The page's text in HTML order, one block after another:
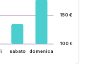
100 €
150 €
sabato domenica